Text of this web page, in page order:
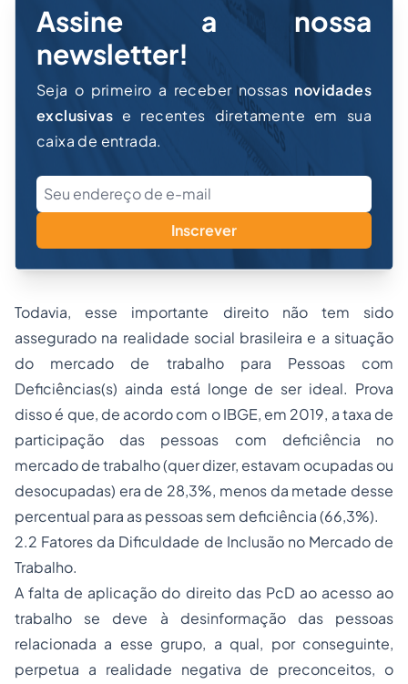
Assine a nossa
newsletter!
Seja o primeiro a receber nossas novidades
exclusivas e recentes diretamente em sua
caixa de entrada.
Inscrever
Todavia, esse importante direito não tem sido
assegurado na realidade social brasileira e a situação
do mercado de trabalho para Pessoas com
Deficiências(s) ainda está longe de ser ideal. Prova
disso é que, de acordo com o IBGE, em 2019, a taxa de
participação das pessoas com deficiência no
mercado de trabalho (quer dizer, estavam ocupadas ou
desocupadas) era de 28,3%, menos da metade desse
percentual para as pessoas sem deficiência (66,3%).
2.2 Fatores da Dificuldade de Inclusão no Mercado de
Trabalho.
A falta de aplicação do direito das PcD ao acesso ao
trabalho se deve à desinformação das pessoas
relacionada a esse grupo, a qual, por conseguinte,
perpetua a realidade negativa de preconceitos, o